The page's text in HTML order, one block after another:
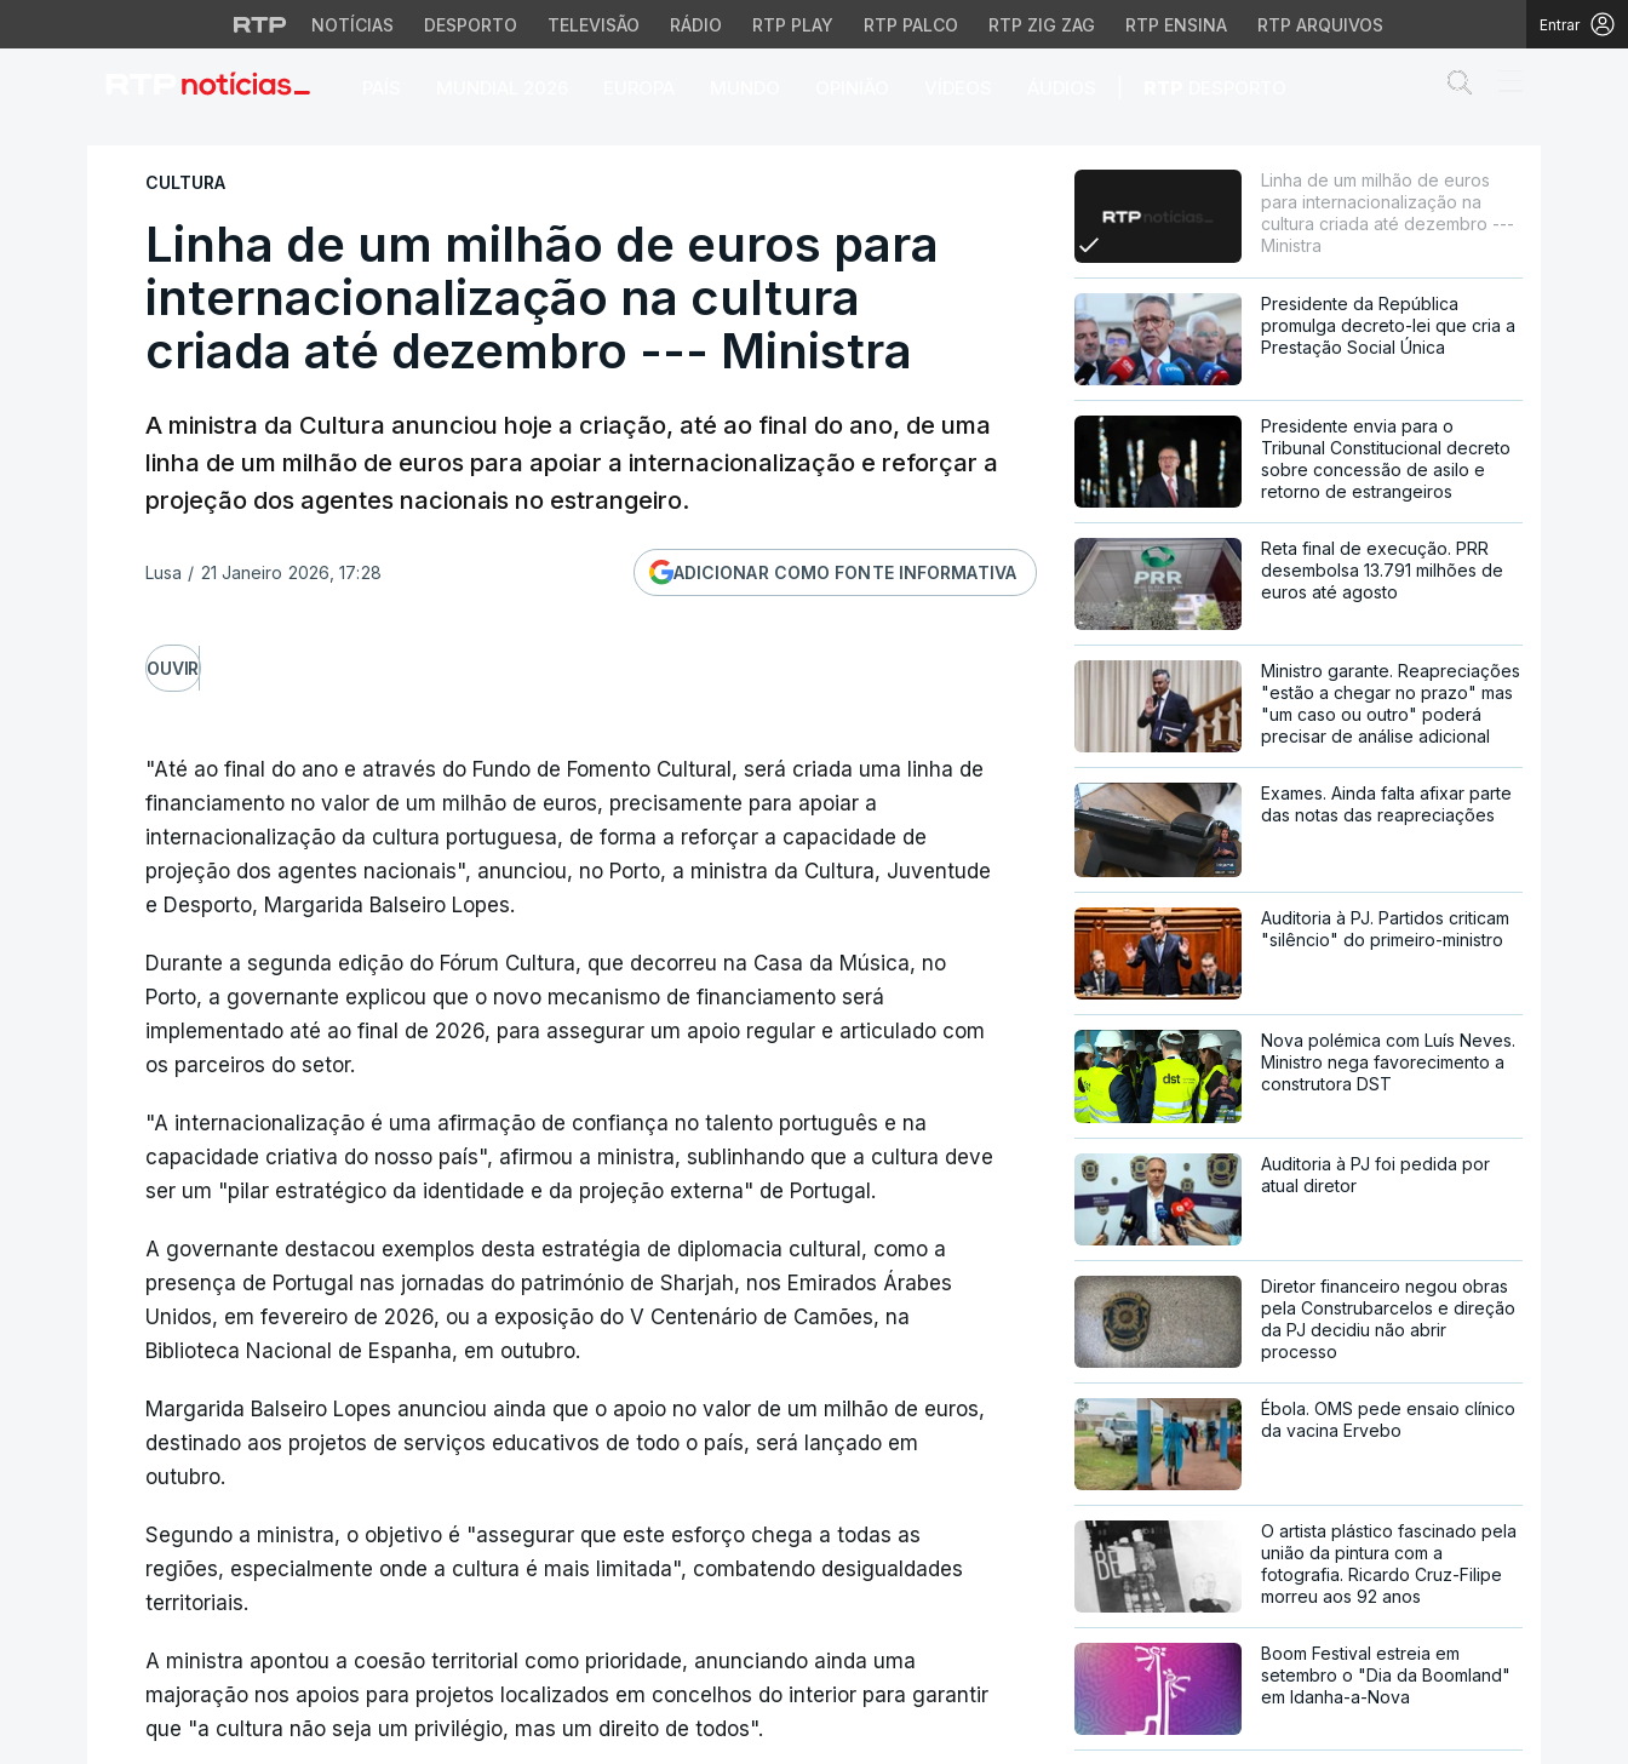
NOTÍCIAS DESPORTO TELEVISÃO RÁDIO RTP PLAY RTP PALCO RTP ZIG ZAG RTP ENSINA RTP ARQUIVOS Entrar
Linha de um milhão de euros para internacionalização na
CULTURA
Linha de um milhão de euros para
internacionalização na cultura
criada até dezembro --- Ministra
A ministra da Cultura anunciou hoje a criação, até ao final do ano, de uma
linha de um milhão de euros para apoiar a internacionalização e reforçar a
projeção dos agentes nacionais no estrangeiro.
Lusa / 21 Janeiro 2026, 17:28 ADICIONAR COMO FONTE INFORMATIVA
OUVIR
"Até ao final do ano e através do Fundo de Fomento Cultural, será criada uma linha de
financiamento no valor de um milhão de euros, precisamente para apoiar a
internacionalização da cultura portuguesa, de forma a reforçar a capacidade de
projeção dos agentes nacionais", anunciou, no Porto, a ministra da Cultura, Juventude
e Desporto, Margarida Balseiro Lopes.
Durante a segunda edição do Fórum Cultura, que decorreu na Casa da Música, no
Porto, a governante explicou que o novo mecanismo de financiamento será
implementado até ao final de 2026, para assegurar um apoio regular e articulado com
os parceiros do setor.
"A internacionalização é uma afirmação de confiança no talento português e na
capacidade criativa do nosso país", afirmou a ministra, sublinhando que a cultura deve
ser um "pilar estratégico da identidade e da projeção externa" de Portugal.
A governante destacou exemplos desta estratégia de diplomacia cultural, como a
presença de Portugal nas jornadas do património de Sharjah, nos Emirados Árabes
Unidos, em fevereiro de 2026, ou a exposição do V Centenário de Camões, na
Biblioteca Nacional de Espanha, em outubro.
Margarida Balseiro Lopes anunciou ainda que o apoio no valor de um milhão de euros,
destinado aos projetos de serviços educativos de todo o país, será lançado em
outubro.
Segundo a ministra, o objetivo é "assegurar que este esforço chega a todas as
regiões, especialmente onde a cultura é mais limitada", combatendo desigualdades
territoriais.
A ministra apontou a coesão territorial como prioridade, anunciando ainda uma
majoração nos apoios para projetos localizados em concelhos do interior para garantir
que "a cultura não seja um privilégio, mas um direito de todos".
Linha de um milhão de euros
para internacionalização na
cultura criada até dezembro ---
Ministra
Presidente da República
promulga decreto-lei que cria a
Prestação Social Única
Presidente envia para o
Tribunal Constitucional decreto
sobre concessão de asilo e
retorno de estrangeiros
Reta final de execução. PRR
desembolsa 13.791 milhões de
euros até agosto
Ministro garante. Reapreciações
"estão a chegar no prazo" mas
"um caso ou outro" poderá
precisar de análise adicional
Exames. Ainda falta afixar parte
das notas das reapreciações
Auditoria à PJ. Partidos criticam
"silêncio" do primeiro-ministro
Nova polémica com Luís Neves.
Ministro nega favorecimento a
construtora DST
Auditoria à PJ foi pedida por
atual diretor
Diretor financeiro negou obras
pela Construbarcelos e direção
da PJ decidiu não abrir
processo
Ébola. OMS pede ensaio clínico
da vacina Ervebo
O artista plástico fascinado pela
união da pintura com a
fotografia. Ricardo Cruz-Filipe
morreu aos 92 anos
Boom Festival estreia em
setembro o "Dia da Boomland"
em Idanha-a-Nova